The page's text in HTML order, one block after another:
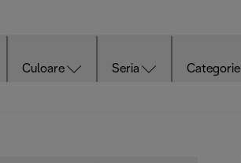
Culoare Seria Categorie